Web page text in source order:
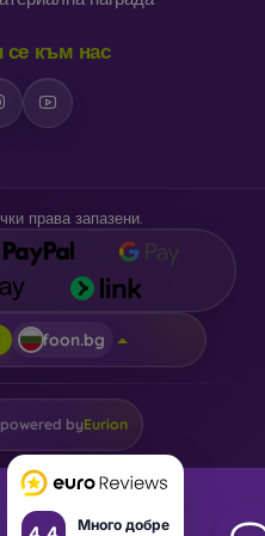
Много добре
изработени от различни
който е за вас.
се към нас
права запазени.
foon.bg
byEurion